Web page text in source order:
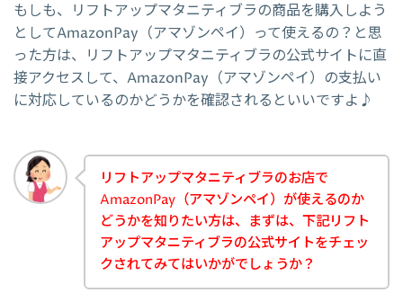
もしも、リフトアップマタニティブラの商品を購入しよう
としてAmazonPay（アマゾンペイ）って使えるの？と思
った方は、リフトアップマタニティブラの公式サイトに直
接アクセスして、AmazonPay（アマゾンペイ）の支払い
に対応しているのかどうかを確認されるといいですよ♪
リフトアップマタニティブラのお店で
AmazonPay（アマゾンペイ）が使えるのか
どうかを知りたい方は、まずは、下記リフト
アップマタニティブラの公式サイトをチェッ
クされてみてはいかがでしょうか？